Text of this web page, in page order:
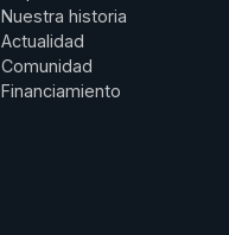
Nuestra historia
Actualidad
Comunidad
Financiamiento